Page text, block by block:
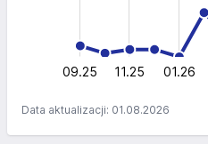
09.25 11.25 01.26
Data aktualizacji: 01.08.2026